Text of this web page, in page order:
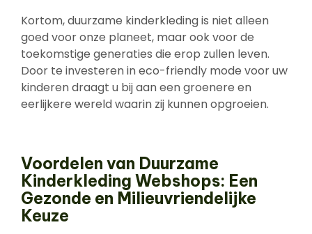
Kortom, duurzame kinderkleding is niet alleen
goed voor onze planeet, maar ook voor de
toekomstige generaties die erop zullen leven.
Door te investeren in eco-friendly mode voor uw
kinderen draagt u bij aan een groenere en
eerlijkere wereld waarin zij kunnen opgroeien.
Voordelen van Duurzame
Kinderkleding Webshops: Een
Gezonde en Milieuvriendelijke
Keuze